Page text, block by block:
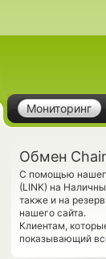
Мониторинг
Обмен
С помощью
(LINK) на
также и на
нашего сайта.
Клиентам,
показывающий